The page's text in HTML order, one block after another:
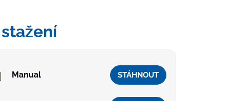
Manual STÁHNOUT